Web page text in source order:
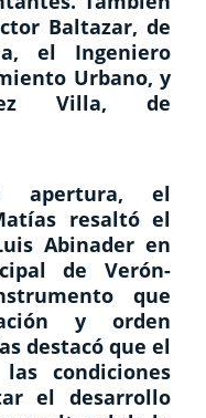
Baltazar, de
el Ingeniero
Urbano, y
Villa, de
apertura, el
resaltó el
Abinader en
de Verón-
que
y orden
destacó que el
condiciones
el desarrollo